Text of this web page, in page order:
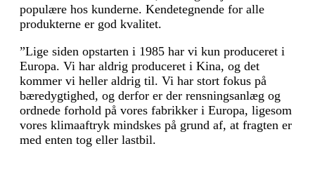
populære hos kunderne. Kendetegnende for alle
produkterne er god kvalitet.
”Lige siden opstarten i 1985 har vi kun produceret i
Europa. Vi har aldrig produceret i Kina, og det
kommer vi heller aldrig til. Vi har stort fokus på
bæredygtighed, og derfor er der rensningsanlæg og
ordnede forhold på vores fabrikker i Europa, ligesom
vores klimaaftryk mindskes på grund af, at fragten er
med enten tog eller lastbil.